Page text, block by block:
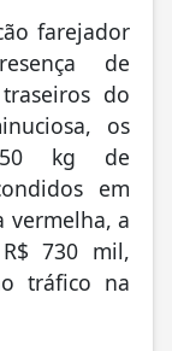
farejador
de
do
os
kg de
em
vermelha, a
730 mil,
tráfico na